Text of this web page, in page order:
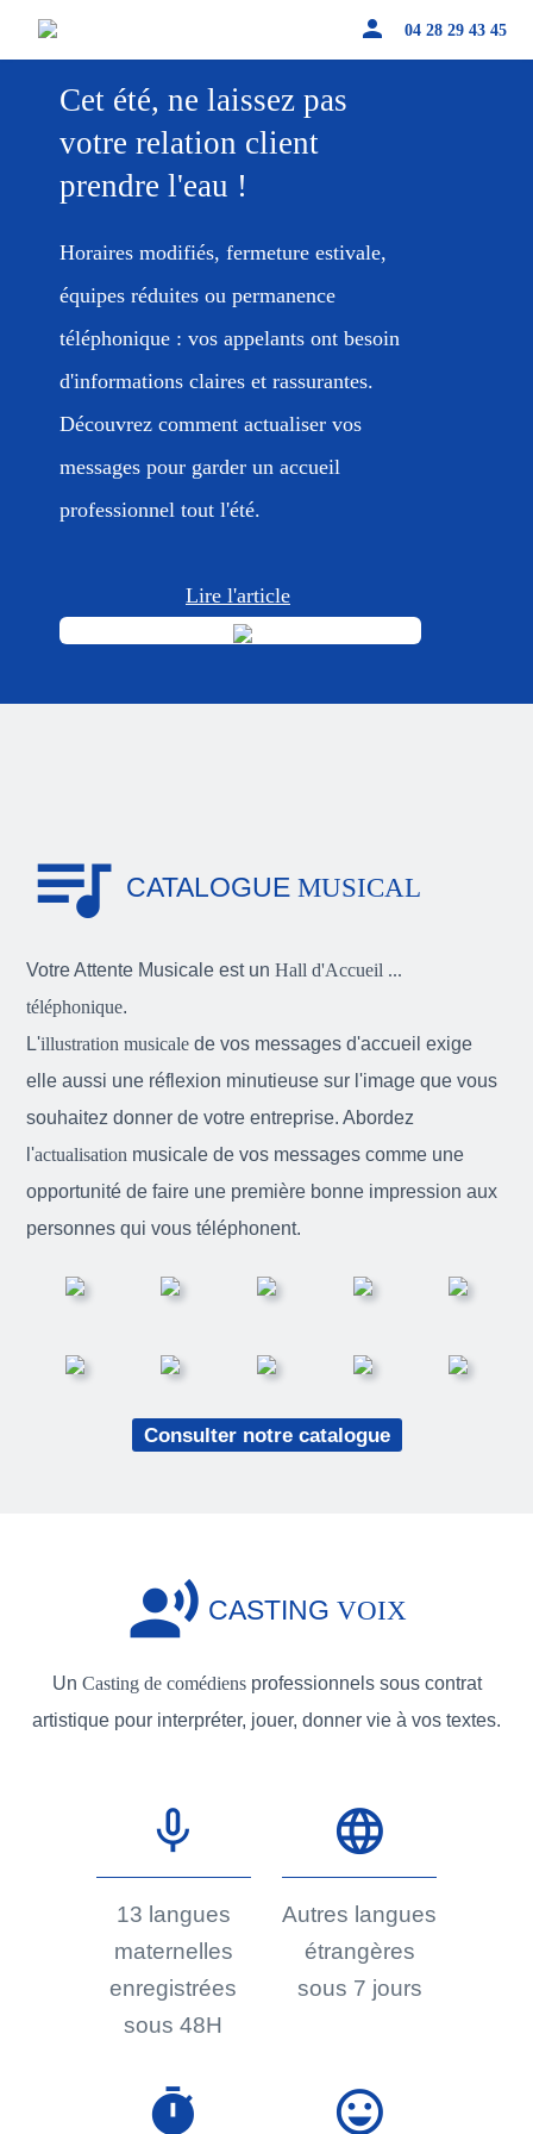
person 04 28 29 43 45
Cet été, ne laissez pas
votre relation client
prendre l'eau !
Horaires modifiés, fermeture estivale,
équipes réduites ou permanence
téléphonique : vos appelants ont besoin
d'informations claires et rassurantes.
Découvrez comment actualiser vos
messages pour garder un accueil
professionnel tout l'été.
Lire l'article
queue_music CATALOGUEMUSICAL
Votre Attente Musicale est unHall d'Accueil ...
téléphonique.
L'illustration musicale de vos messages d'accueil exige
elle aussi une réflexion minutieuse sur l'image que vous
souhaitez donner de votre entreprise. Abordez
l'actualisation musicale de vos messages comme une
opportunité de faire une première bonne impression aux
personnes qui vous téléphonent.
Consulter notre catalogue
record_voice_over CASTING VOIX
Un Casting de comédiensprofessionnels sous contrat
artistique pour interpréter, jouer, donner vie à vos textes.
mic_none
13 langues
maternelles
enregistrées
sous 48H
language
Autres langues
étrangères
sous 7 jours
timer sentiment_very_satisfied